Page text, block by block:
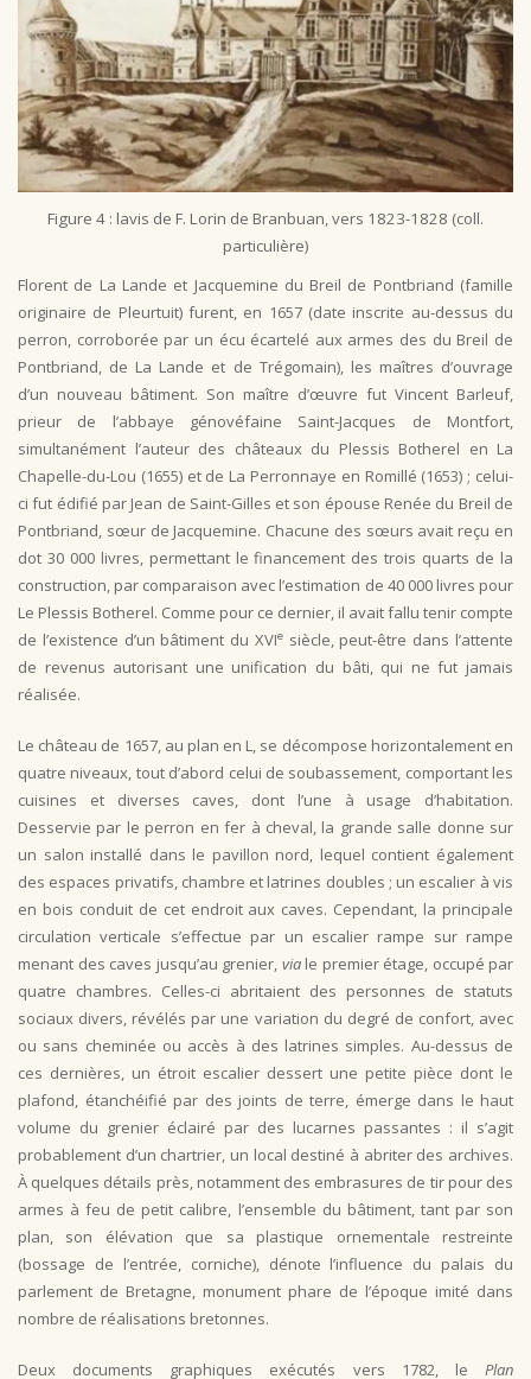
Figure 4 : lavis de F. Lorin de Branbuan, vers 1823-1828 (coll.
particulière)
Florent de La Lande et Jacquemine du Breil de Pontbriand (famille
originaire de Pleurtuit) furent, en 1657 (date inscrite au-dessus du
perron, corroborée par un écu écartelé aux armes des du Breil de
Pontbriand, de La Lande et de Trégomain), les maîtres d’ouvrage
d’un nouveau bâtiment. Son maître d’œuvre fut Vincent Barleuf,
prieur de l’abbaye génovéfaine Saint-Jacques de Montfort,
simultanément l’auteur des châteaux du Plessis Botherel en La
Chapelle-du-Lou (1655) et de La Perronnaye en Romillé (1653) ; celui-
ci fut édifié par Jean de Saint-Gilles et son épouse Renée du Breil de
Pontbriand, sœur de Jacquemine. Chacune des sœurs avait reçu en
dot 30 000 livres, permettant le financement des trois quarts de la
construction, par comparaison avec l’estimation de 40 000 livres pour
Le Plessis Botherel. Comme pour ce dernier, il avait fallu tenir compte
de l’existence d’un bâtiment du XVIesiècle, peut-être dans l’attente
de revenus autorisant une unification du bâti, qui ne fut jamais
réalisée.
Le château de 1657, au plan en L, se décompose horizontalement en
quatre niveaux, tout d’abord celui de soubassement, comportant les
cuisines et diverses caves, dont l’une à usage d’habitation.
Desservie par le perron en fer à cheval, la grande salle donne sur
un salon installé dans le pavillon nord, lequel contient également
des espaces privatifs, chambre et latrines doubles ; un escalier à vis
en bois conduit de cet endroit aux caves. Cependant, la principale
circulation verticale s’effectue par un escalier rampe sur rampe
menant des caves jusqu’au grenier, viale premier étage, occupé par
quatre chambres. Celles-ci abritaient des personnes de statuts
sociaux divers, révélés par une variation du degré de confort, avec
ou sans cheminée ou accès à des latrines simples. Au-dessus de
ces dernières, un étroit escalier dessert une petite pièce dont le
plafond, étanchéifié par des joints de terre, émerge dans le haut
volume du grenier éclairé par des lucarnes passantes : il s’agit
probablement d’un chartrier, un local destiné à abriter des archives.
À quelques détails près, notamment des embrasures de tir pour des
armes à feu de petit calibre, l’ensemble du bâtiment, tant par son
plan, son élévation que sa plastique ornementale restreinte
(bossage de l’entrée, corniche), dénote l’influence du palais du
parlement de Bretagne, monument phare de l’époque imité dans
nombre de réalisations bretonnes.
Deux documents graphiques exécutés vers 1782, le Plan